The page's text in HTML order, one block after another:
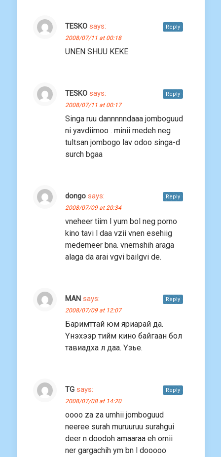
TESKO says:
2008/07/11 at 00:18
UNEN SHUU KEKE
Reply
TESKO says:
2008/07/11 at 00:17
Singa ruu dannnnndaaa jomboguud
ni yavdiimoo . minii medeh neg
tultsan jombogo lav odoo singa-d
surch bgaa
Reply
dongo says:
2008/07/09 at 20:34
vneheer tiim l yum bol neg porno
kino tavi l daa vzii vnen esehiig
medemeer bna. vnemshih araga
alaga da arai vgvi bailgvi de.
Reply
MAN says:
2008/07/09 at 12:07
Баримттай юм яриарай да.
Үнэхээр тийм кино байгаан бол
тавиадха л даа. Үзье.
Reply
TG says:
2008/07/08 at 14:20
oooo za za umhii jomboguud
neeree surah muruuruu surahgui
deer n doodoh amaaraa eh ornii
ner gargachih ym bn l dooooo
Reply